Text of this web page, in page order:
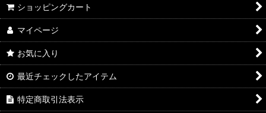
王様ランキング
イケメン戦国 時をかける恋
イケメン革命 アリスと恋の魔法
イケメンヴァンパイア
ショッピングカート
マイページ
お気に入り
最近チェックしたアイテム
特定商取引法表示